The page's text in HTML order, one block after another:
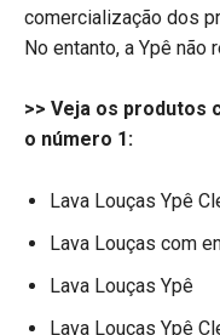
comercialização dos
No entanto, a Ypê não
>> Veja os produtos
o número 1:
Lava Louças Ypê
Lava Louças com
Lava Louças Ypê
Lava Louças Ypê